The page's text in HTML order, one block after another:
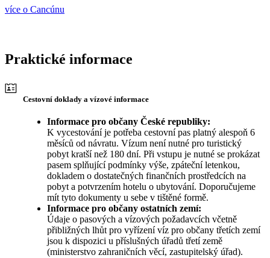
více o Cancúnu
Praktické informace
Cestovní doklady a vízové informace
Informace pro občany České republiky:
K vycestování je potřeba cestovní pas platný alespoň 6
měsíců od návratu. Vízum není nutné pro turistický
pobyt kratší než 180 dní. Při vstupu je nutné se prokázat
pasem splňující podmínky výše, zpáteční letenkou,
dokladem o dostatečných finančních prostředcích na
pobyt a potvrzením hotelu o ubytování. Doporučujeme
mít tyto dokumenty u sebe v tištěné formě.
Informace pro občany ostatních zemí:
Údaje o pasových a vízových požadavcích včetně
přibližných lhůt pro vyřízení víz pro občany třetích zemí
jsou k dispozici u příslušných úřadů třetí země
(ministerstvo zahraničních věcí, zastupitelský úřad).